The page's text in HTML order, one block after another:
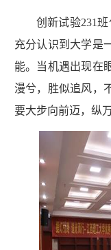
创新试验231班
充分认识到大学是
能。当机遇出现在
漫兮，胜似追风，
要大步向前迈，纵